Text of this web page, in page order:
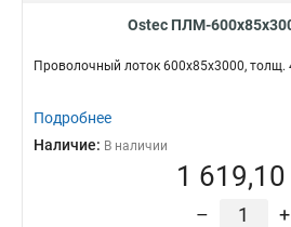
Ostec ПЛМ-
Проволочный лоток 600х85х3000, толщ.
Подробнее
Наличие: В наличии
1 619,10
– +